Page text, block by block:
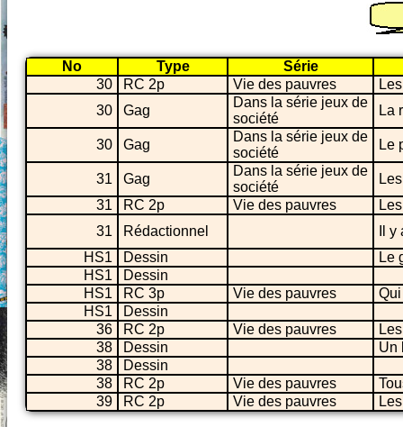
No Type
Série
30
RC 2p Vie des pauvres
30
Gag
Dans la série jeux de
société
La
30 Gag
Dans la série jeux de
société
Le
31 Gag
Dans la série jeux de
société
31
RC 2p Vie des pauvres
31
Rédactionnel
Il
HS1
Dessin
Le
HS1
Dessin
HS1
RC 3p Vie des pauvres
HS1
Dessin
36
RC 2p Vie des pauvres
38
Dessin
Un
38
Dessin
38
RC 2p Vie des pauvres
39
RC 2p Vie des pauvres